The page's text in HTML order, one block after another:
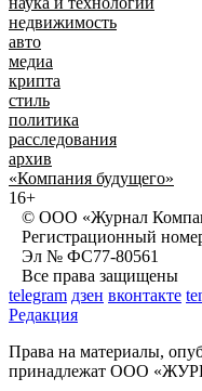
недвижимость
авто
медиа
крипта
стиль
политика
расследования
архив
«Компания будущего»
16+
© ООО «Журнал
Регистрационный
Эл № ФС77-80561
Все права защищены
telegram дзен вконтакте
Редакция
Права на материалы,
принадлежат ООО